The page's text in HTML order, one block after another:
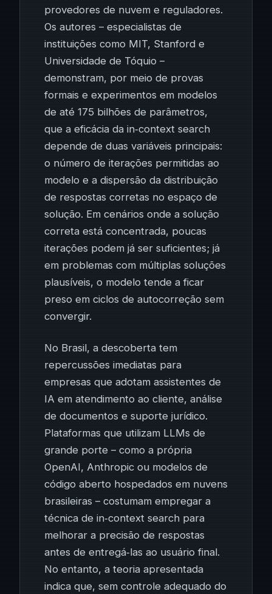
provedores de nuvem e reguladores.
Os autores – especialistas de
instituições como MIT, Stanford e
Universidade de Tóquio –
demonstram, por meio de provas
formais e experimentos em modelos
de até 175 bilhões de parâmetros,
que a eficácia da in‑context search
depende de duas variáveis principais:
o número de iterações permitidas ao
modelo e a dispersão da distribuição
de respostas corretas no espaço de
solução. Em cenários onde a solução
correta está concentrada, poucas
iterações podem já ser suficientes; já
em problemas com múltiplas soluções
plausíveis, o modelo tende a ficar
preso em ciclos de autocorreção sem
convergir.
No Brasil, a descoberta tem
repercussões imediatas para
empresas que adotam assistentes de
IA em atendimento ao cliente, análise
de documentos e suporte jurídico.
Plataformas que utilizam LLMs de
grande porte – como a própria
OpenAI, Anthropic ou modelos de
código aberto hospedados em nuvens
brasileiras – costumam empregar a
técnica de in‑context search para
melhorar a precisão de respostas
antes de entregá‑las ao usuário final.
No entanto, a teoria apresentada
indica que, sem controle adequado do